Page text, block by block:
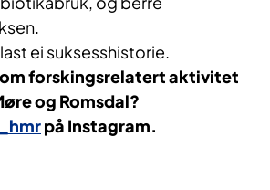
ei suksesshistorie.
forskingsrelatert aktivitet
og Romsdal?
på Instagram.